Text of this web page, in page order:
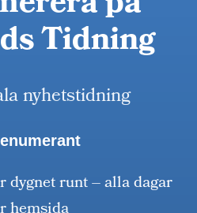
Tidning
nyhetstidning
dygnet runt – alla dagar